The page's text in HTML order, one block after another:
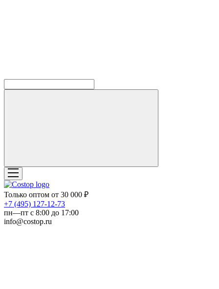
Только оптом от 30 000 ₽
‎+7 (495) 127-12-73
пн—пт с 8:00 до 17:00
info@costop.ru